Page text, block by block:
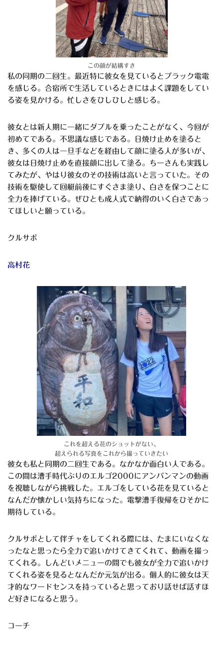
この顔が結構すき
私の同期の二回生。最近特に彼女を見ているとブラック電電
を感じる。合宿所で生活しているときにはよく課題をしてい
る姿を見かける。忙しさをひしひしと感じる。
彼女とは新人期に一緒にダブルを乗ったことがなく、今回が
初めてである。不思議な感じである。日焼け止めを塗ると
き、多くの人は一旦手などを経由して顔に塗る人が多いが、
彼女は日焼け止めを直接顔に出して塗る。ちーさんも実践し
てみたが、やはり彼女のその技術は高いと言っていた。その
技術を駆使して回艇前後にすぐさま塗り、白さを保つことに
全力を捧げている。ぜひとも成人式で納得のいく白さであっ
てほしいと願っている。
クルサポ
高村花
これを超える花のショットがない、
超えられる写真をこれから撮っていきたい
彼女も私と同期の二回生である。なかなか面白い人である。
この間は漕手時代ぶりのエルゴ2000にアンパンマンの動画
を視聴しながら挑戦した。エルゴをしている花を見ていると
なんだか懐かしい気持ちになった。電撃漕手復帰をひそかに
期待している。
クルサポとして伴チャをしてくれる際には、たまにいなくな
ったなと思ったら全力で追いかけてきてくれて、動画を撮っ
てくれる。しんどいメニューの間でも彼女が全力で追いかけ
てくれる姿を見るとなんだか元気が出る。個人的に彼女は天
才的なワードセンスを持っていると思っており話せば話すほ
ど好きになると思う。
コーチ